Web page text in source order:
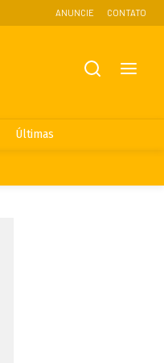
ANUNCIE CONTATO
Últimas